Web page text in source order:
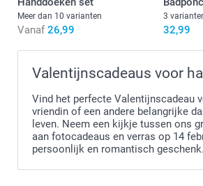
Meer dan 10 varianten
Vanaf 26,99
3
32,99
Valentijnscadeaus voor
Vind het perfecte Valentijnscadeau
vriendin of een andere belangrijke
leven. Neem een kijkje tussen ons
aan fotocadeaus en verras op 14
persoonlijk en romantisch geschenk.